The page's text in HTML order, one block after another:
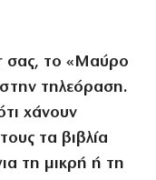
σας, το «Μαύρο
στην τηλεόραση.
χάνουν
τα βιβλία
τη μικρή ή τη